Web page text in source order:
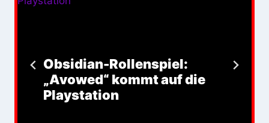
Obsidian-Rollenspiel:
„Avowed“ kommt auf die
Playstation